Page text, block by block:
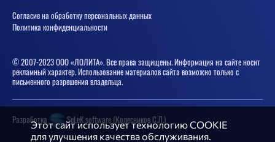
Согласие на обработку персональных данных
Политика конфиденциальности
© 2007-2023 ООО «ЛОЛИТА». Все права защищены. Информация на сайте носит
рекламный характер. Использование материалов сайта возможно только с
письменного разрешения владельца.
Разработка SeLeK software (Колесников С.Л.)
Этот сайт использует технологию COOKIE
для улучшения качества обслуживания.